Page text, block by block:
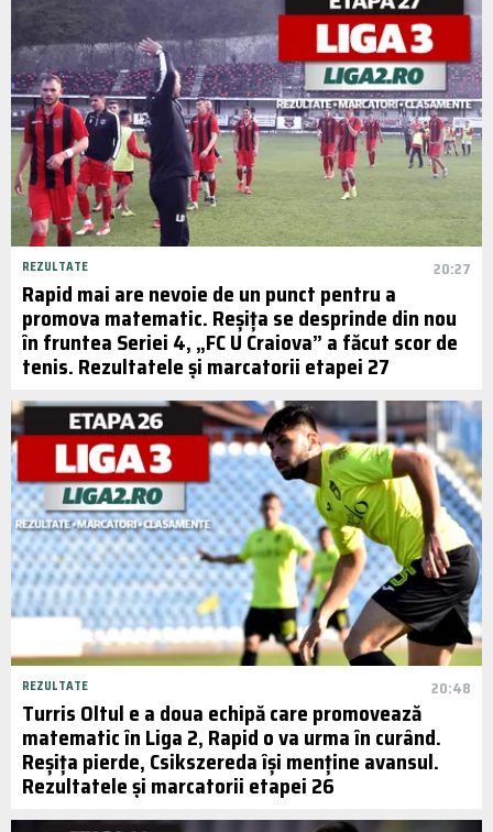
REZULTATE 20:27
Rapid mai are nevoie de un punct pentru a
promova matematic. Reșița se desprinde din nou
în fruntea Seriei 4, „FC U Craiova” a făcut scor de
tenis. Rezultatele și marcatorii etapei 27
REZULTATE 20:48
Turris Oltul e a doua echipă care promovează
matematic în Liga 2, Rapid o va urma în curând.
Reșița pierde, Csikszereda își menține avansul.
Rezultatele și marcatorii etapei 26